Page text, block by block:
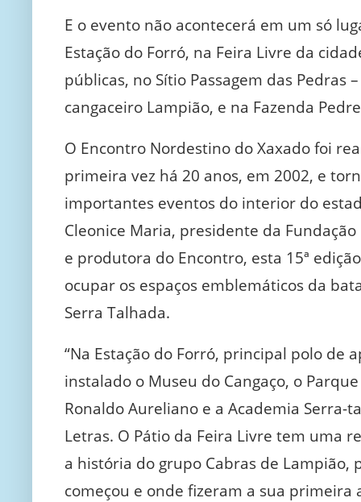
E o evento não acontecerá em um só
Estação do Forró, na Feira Livre da
públicas, no Sítio Passagem das Pedras
cangaceiro Lampião, e na Fazenda
O Encontro Nordestino do Xaxado foi
primeira vez há 20 anos, em 2002, e
importantes eventos do interior do
Cleonice Maria, presidente da
e produtora do Encontro, esta 15ª
ocupar os espaços emblemáticos da
Serra Talhada.
“Na Estação do Forró, principal polo de
instalado o Museu do Cangaço, o
Ronaldo Aureliano e a Academia Serra-
Letras. O Pátio da Feira Livre tem uma
a história do grupo Cabras de Lampião,
começou e onde fizeram a sua primeira